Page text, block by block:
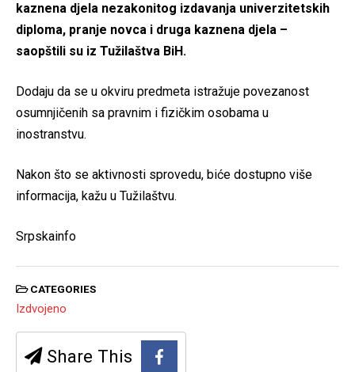
kaznena djela nezakonitog izdavanja univerzitetskih
diploma, pranje novca i druga kaznena djela –
saopštili su iz Tužilaštva BiH.
Dodaju da se u okviru predmeta istražuje povezanost
osumnjičenih sa pravnim i fizičkim osobama u
inostranstvu.
Nakon što se aktivnosti sprovedu, biće dostupno više
informacija, kažu u Tužilaštvu.
Srpskainfo
CATEGORIES
Izdvojeno
Share This